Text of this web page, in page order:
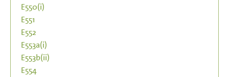
E550(i)
E551
E552
E553a(i)
E553b(ii)
E554